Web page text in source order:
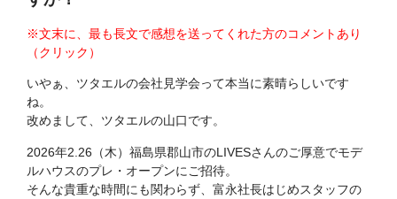
※文末に、最も長文で感想を送ってくれた方のコメントあり
（クリック）
いやぁ、ツタエルの会社見学会って本当に素晴らしいです
ね。
改めまして、ツタエルの山口です。
2026年2.26（木）福島県郡山市のLIVESさんのご厚意でモデ
ルハウスのプレ・オープンにご招待。
そんな貴重な時間にも関わらず、富永社長はじめスタッフの